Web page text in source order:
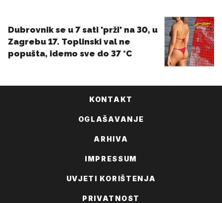
KONTAKT
OGLAŠAVANJE
ARHIVA
IMPRESSUM
UVJETI KORIŠTENJA
PRIVATNOST